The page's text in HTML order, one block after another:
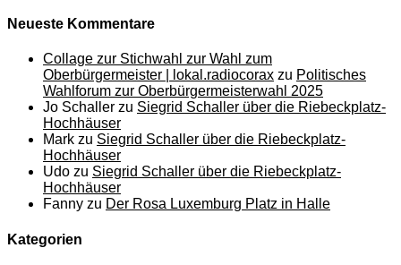
Neueste Kommentare
Collage zur Stichwahl zur Wahl zum
Oberbürgermeister | lokal.radiocorax zu Politisches
Wahlforum zur Oberbürgermeisterwahl 2025
Jo Schaller zu Siegrid Schaller über die Riebeckplatz-
Hochhäuser
Mark zu Siegrid Schaller über die Riebeckplatz-
Hochhäuser
Udo zu Siegrid Schaller über die Riebeckplatz-
Hochhäuser
Fanny zu Der Rosa Luxemburg Platz in Halle
Kategorien